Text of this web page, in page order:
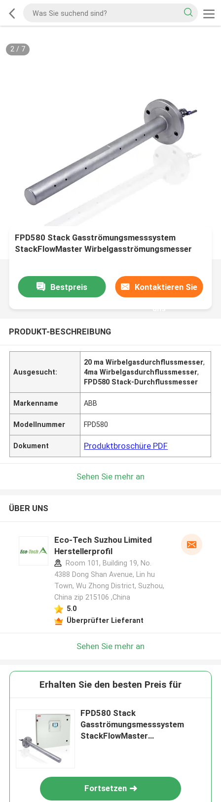
2/ 7
FPD580 Stack Gasströmungsmesssystem
StackFlowMaster Wirbelgasströmungsmesser
Bestpreis Kontaktieren Sie
uns
PRODUKT-BESCHREIBUNG
Ausgesucht:
20 ma Wirbelgasdurchflussmesser,
4ma Wirbelgasdurchflussmesser,
FPD580 Stack-Durchflussmesser
Markenname ABB
Modellnummer FPD580
Dokument Produktbroschüre PDF
Sehen Sie mehr an
ÜBER UNS
Eco-Tech Suzhou Limited
Herstellerprofil
Room 101, Building 19, No.
4388 Dong Shan Avenue, Lin hu
Town, Wu Zhong District, Suzhou,
China zip 215106 ,China
5.0
Überprüfter Lieferant
Sehen Sie mehr an
Erhalten Sie den besten Preis für
FPD580 Stack
Gasströmungsmesssystem
StackFlowMaster
Fortsetzen